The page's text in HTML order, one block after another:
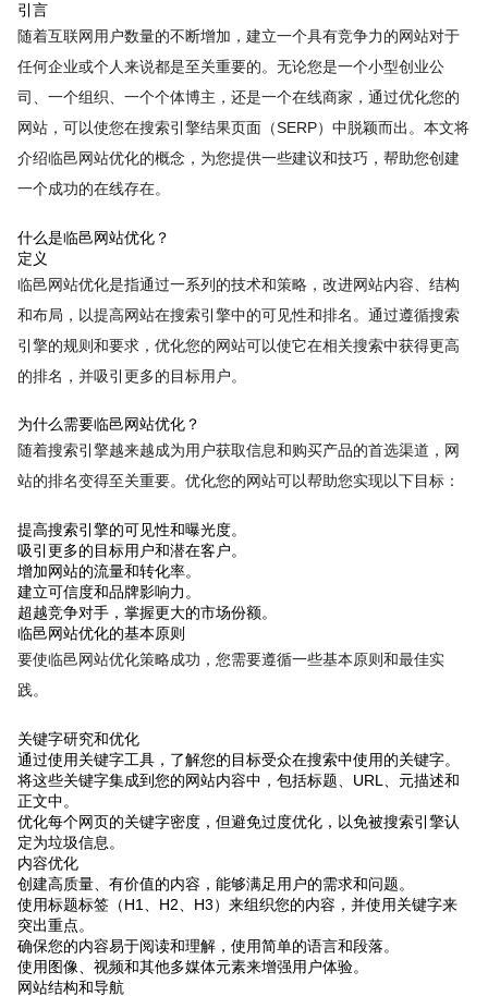
引言
随着互联网用户数量的不断增加，建立一个具有竞争力的网站对于
任何企业或个人来说都是至关重要的。无论您是一个小型创业公
司、一个组织、一个个体博主，还是一个在线商家，通过优化您的
网站，可以使您在搜索引擎结果页面（SERP）中脱颖而出。本文将
介绍临邑网站优化的概念，为您提供一些建议和技巧，帮助您创建
一个成功的在线存在。
什么是临邑网站优化？
定义
临邑网站优化是指通过一系列的技术和策略，改进网站内容、结构
和布局，以提高网站在搜索引擎中的可见性和排名。通过遵循搜索
引擎的规则和要求，优化您的网站可以使它在相关搜索中获得更高
的排名，并吸引更多的目标用户。
为什么需要临邑网站优化？
随着搜索引擎越来越成为用户获取信息和购买产品的首选渠道，网
站的排名变得至关重要。优化您的网站可以帮助您实现以下目标：
提高搜索引擎的可见性和曝光度。
吸引更多的目标用户和潜在客户。
增加网站的流量和转化率。
建立可信度和品牌影响力。
超越竞争对手，掌握更大的市场份额。
临邑网站优化的基本原则
要使临邑网站优化策略成功，您需要遵循一些基本原则和最佳实
践。
关键字研究和优化
通过使用关键字工具，了解您的目标受众在搜索中使用的关键字。
将这些关键字集成到您的网站内容中，包括标题、URL、元描述和
正文中。
优化每个网页的关键字密度，但避免过度优化，以免被搜索引擎认
定为垃圾信息。
内容优化
创建高质量、有价值的内容，能够满足用户的需求和问题。
使用标题标签（H1、H2、H3）来组织您的内容，并使用关键字来
突出重点。
确保您的内容易于阅读和理解，使用简单的语言和段落。
使用图像、视频和其他多媒体元素来增强用户体验。
网站结构和导航